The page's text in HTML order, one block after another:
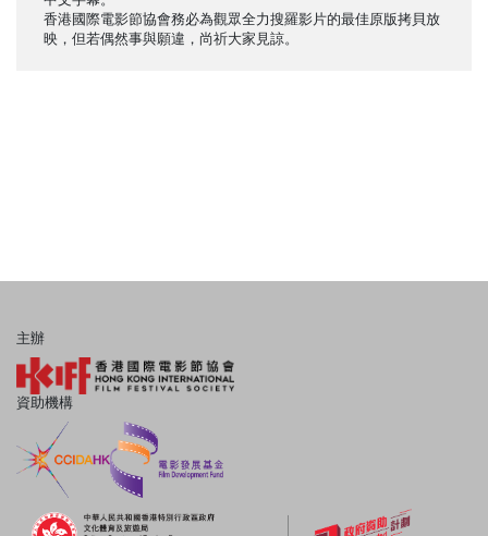
香港國際電影節協會務必為觀眾全力搜羅影片的最佳原版拷貝放
映，但若偶然事與願違，尚祈大家見諒。
主辦
資助機構